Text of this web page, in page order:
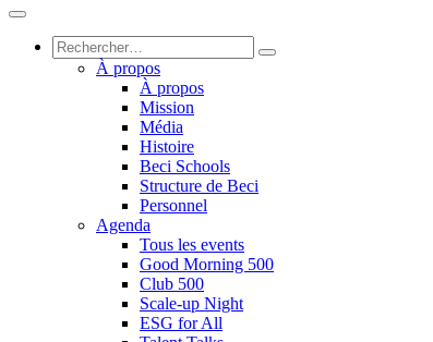
À propos
À propos
Mission
Média
Histoire
Beci Schools
Structure de Beci
Personnel
Agenda
Tous les events
Good Morning 500
Club 500
Scale-up Night
ESG for All